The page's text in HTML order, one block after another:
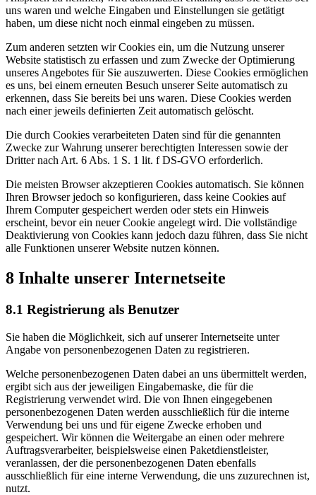
uns waren und welche Eingaben und Einstellungen sie getätigt
haben, um diese nicht noch einmal eingeben zu müssen.
Zum anderen setzten wir Cookies ein, um die Nutzung unserer
Website statistisch zu erfassen und zum Zwecke der Optimierung
unseres Angebotes für Sie auszuwerten. Diese Cookies ermöglichen
es uns, bei einem erneuten Besuch unserer Seite automatisch zu
erkennen, dass Sie bereits bei uns waren. Diese Cookies werden
nach einer jeweils definierten Zeit automatisch gelöscht.
Die durch Cookies verarbeiteten Daten sind für die genannten
Zwecke zur Wahrung unserer berechtigten Interessen sowie der
Dritter nach Art. 6 Abs. 1 S. 1 lit. f DS-GVO erforderlich.
Die meisten Browser akzeptieren Cookies automatisch. Sie können
Ihren Browser jedoch so konfigurieren, dass keine Cookies auf
Ihrem Computer gespeichert werden oder stets ein Hinweis
erscheint, bevor ein neuer Cookie angelegt wird. Die vollständige
Deaktivierung von Cookies kann jedoch dazu führen, dass Sie nicht
alle Funktionen unserer Website nutzen können.
8 Inhalte unserer Internetseite
8.1 Registrierung als Benutzer
Sie haben die Möglichkeit, sich auf unserer Internetseite unter
Angabe von personenbezogenen Daten zu registrieren.
Welche personenbezogenen Daten dabei an uns übermittelt werden,
ergibt sich aus der jeweiligen Eingabemaske, die für die
Registrierung verwendet wird. Die von Ihnen eingegebenen
personenbezogenen Daten werden ausschließlich für die interne
Verwendung bei uns und für eigene Zwecke erhoben und
gespeichert. Wir können die Weitergabe an einen oder mehrere
Auftragsverarbeiter, beispielsweise einen Paketdienstleister,
veranlassen, der die personenbezogenen Daten ebenfalls
ausschließlich für eine interne Verwendung, die uns zuzurechnen ist,
nutzt.